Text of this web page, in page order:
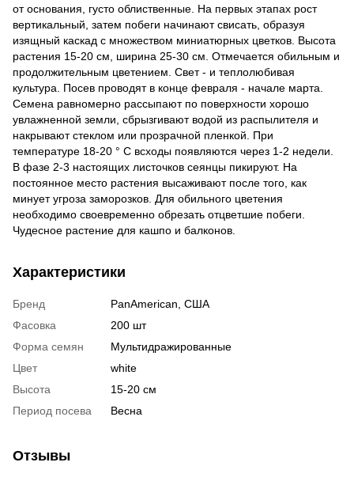
от основания, густо облиственные. На первых этапах рост
вертикальный, затем побеги начинают свисать, образуя
изящный каскад с множеством миниатюрных цветков. Высота
растения 15-20 см, ширина 25-30 см. Отмечается обильным и
продолжительным цветением. Свет - и теплолюбивая
культура. Посев проводят в конце февраля - начале марта.
Семена равномерно рассыпают по поверхности хорошо
увлажненной земли, сбрызгивают водой из распылителя и
накрывают стеклом или прозрачной пленкой. При
температуре 18-20 ° С всходы появляются через 1-2 недели.
В фазе 2-3 настоящих листочков сеянцы пикируют. На
постоянное место растения высаживают после того, как
минует угроза заморозков. Для обильного цветения
необходимо своевременно обрезать отцветшие побеги.
Чудесное растение для кашпо и балконов.
Характеристики
Бренд
PanAmerican, США
Фасовка
200 шт
Форма семян
Мультидражированные
Цвет
white
Высота
15-20 см
Период посева
Весна
Отзывы